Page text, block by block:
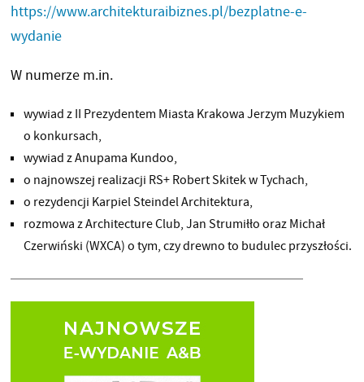
https://www.architekturaibiznes.pl/bezplatne-e-
wydanie
W numerze m.in.
wywiad z II Prezydentem Miasta Krakowa Jerzym Muzykiem
o konkursach,
wywiad z Anupama Kundoo,
o najnowszej realizacji RS+ Robert Skitek w Tychach,
o rezydencji Karpiel Steindel Architektura,
rozmowa z Architecture Club, Jan Strumiłło oraz Michał
Czerwiński (WXCA) o tym, czy drewno to budulec przyszłości.